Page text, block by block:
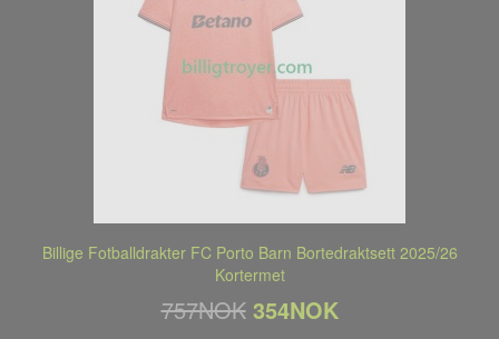
Billige Fotballdrakter FC Porto Barn Bortedraktsett 2025/26
Kortermet
757NOK 354NOK